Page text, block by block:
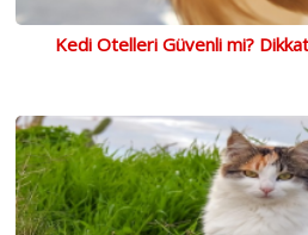
Kedi Otelleri Güvenli mi?